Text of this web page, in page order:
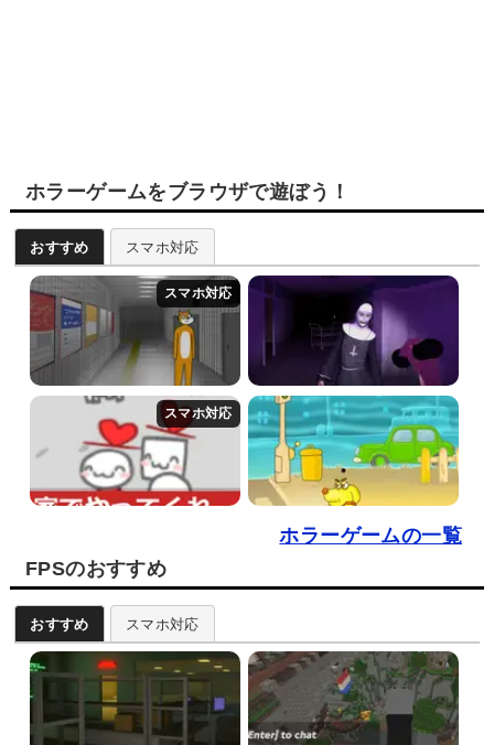
ホラーゲームをブラウザで遊ぼう！
おすすめ スマホ対応
ホラーゲームの一覧
FPSのおすすめ
おすすめ スマホ対応